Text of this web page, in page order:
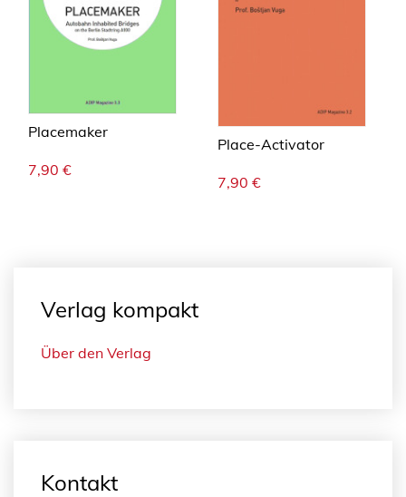
Placemaker
7,90 €
Place-Activator
7,90 €
Verlag kompakt
Über den Verlag
Kontakt